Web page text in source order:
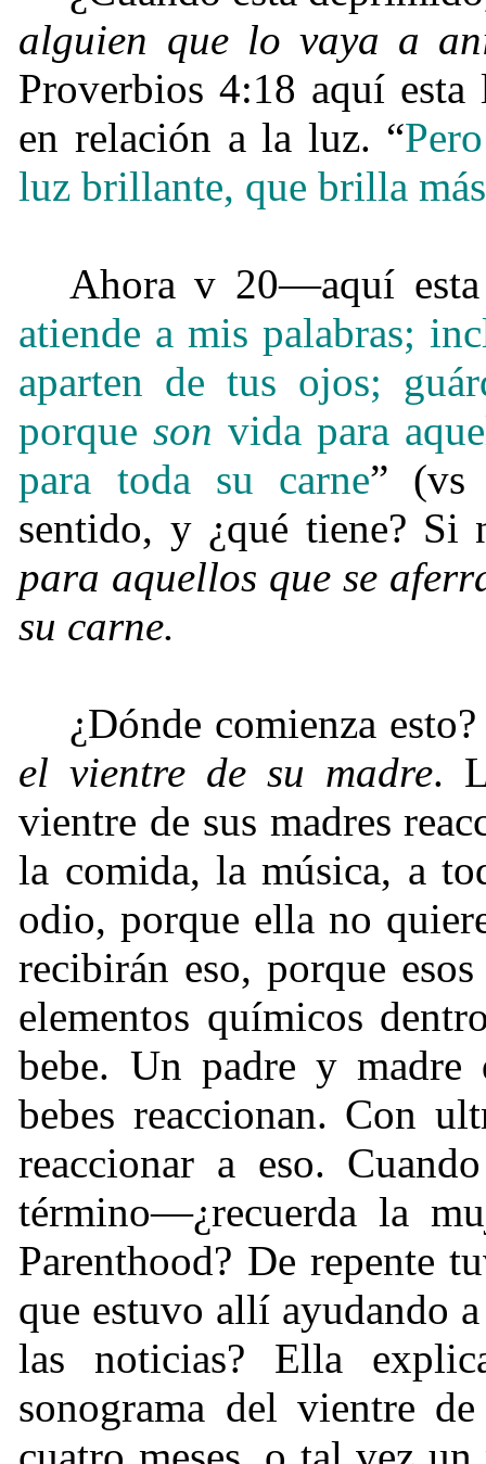
alguien que lo vaya a
Proverbios 4:18 aquí esta
en relación a la luz. “
luz brillante, que brilla
Ahora v 20—aquí
atiende a mis palabras;
aparten de tus ojos;
porquesonvida para
para toda su carne” (vs
sentido, y ¿qué tiene? Si
para aquellos que se
su carne.
¿Dónde comienza
el vientre de su madre.
vientre de sus madres
la comida, la música, a
odio, porque ella no
recibirán eso, porque
elementos químicos
bebe. Un padre y
bebes reaccionan. Con
reaccionar a eso.
término—¿recuerda la
Parenthood? De repente
que estuvo allí ayudando
las noticias? Ella
sonograma del vientre